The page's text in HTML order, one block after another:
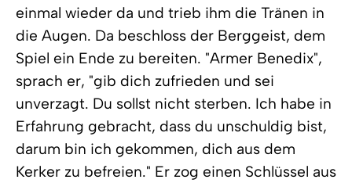
einmal wieder da und trieb ihm die Tränen in
die Augen. Da beschloss der Berggeist, dem
Spiel ein Ende zu bereiten. "Armer Benedix",
sprach er, "gib dich zufrieden und sei
unverzagt. Du sollst nicht sterben. Ich habe in
Erfahrung gebracht, dass du unschuldig bist,
darum bin ich gekommen, dich aus dem
Kerker zu befreien." Er zog einen Schlüssel aus